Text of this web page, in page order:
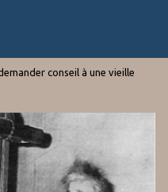
conseil à une vieille